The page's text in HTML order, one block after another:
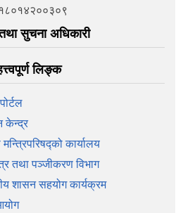
सुचना अधिकारी
लिङ्क
केन्द्र
कार्यालय
तथा पञ्‍जीकरण विभाग
शासन सहयोग कार्यक्रम